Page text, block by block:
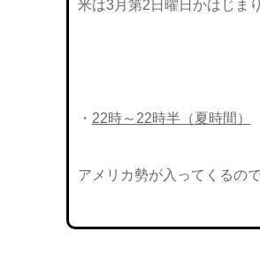
米は3月第2日曜日かはじま
・ 22時～22時半（夏時間）
アメリカ勢が入ってくるの